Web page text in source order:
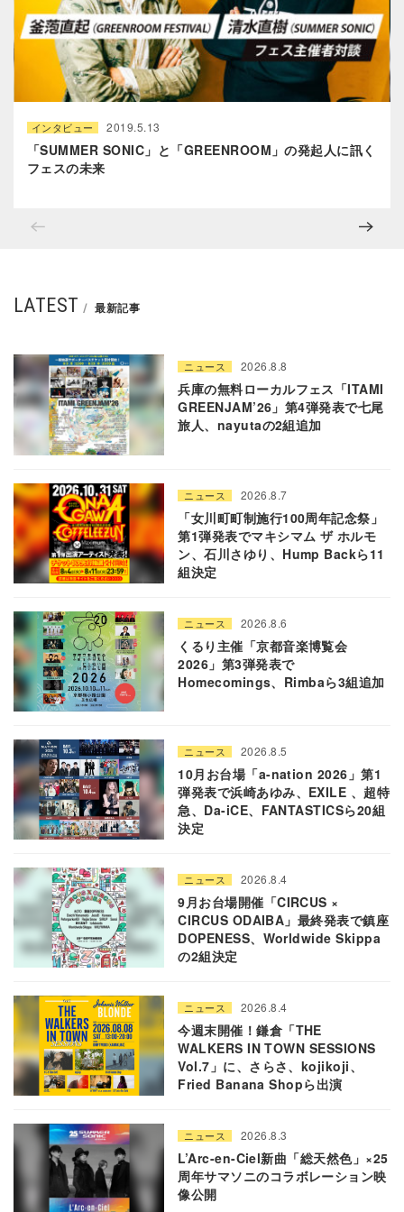
インタビュー 2019.5.13
「SUMMER SONIC」と「GREENROOM」の発起人に訊く
フェスの未来
LATEST 最新記事
ニュース 2026.8.8
兵庫の無料ローカルフェス「ITAMI
GREENJAM’26」第4弾発表で七尾
旅人、nayutaの2組追加
ニュース 2026.8.7
「女川町町制施行100周年記念祭」
第1弾発表でマキシマム ザ ホルモ
ン、石川さゆり、Hump Backら11
組決定
ニュース 2026.8.6
くるり主催「京都音楽博覧会
2026」第3弾発表で
Homecomings、Rimbaら3組追加
ニュース 2026.8.5
10月お台場「a-nation 2026」第1
弾発表で浜崎あゆみ、EXILE 、超特
急、Da-iCE、FANTASTICSら20組
決定
ニュース 2026.8.4
9月お台場開催「CIRCUS ×
CIRCUS ODAIBA」最終発表で鎮座
DOPENESS、Worldwide Skippa
の2組決定
ニュース 2026.8.4
今週末開催！鎌倉「THE
WALKERS IN TOWN SESSIONS
Vol.7」に、さらさ、kojikoji、
Fried Banana Shopら出演
ニュース 2026.8.3
L’Arc-en-Ciel新曲「総天然色」×25
周年サマソニのコラボレーション映
像公開